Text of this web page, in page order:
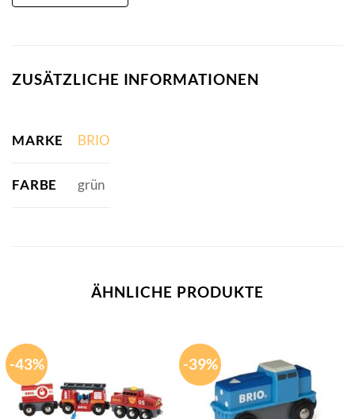
ZUSÄTZLICHE INFORMATIONEN
MARKE BRIO
FARBE grün
ÄHNLICHE PRODUKTE
-43% -39%